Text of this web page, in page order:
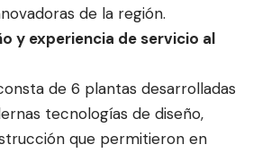
de la región.
y experiencia de servicio al
de 6 plantas desarrolladas
tecnologías de diseño,
que permitieron en